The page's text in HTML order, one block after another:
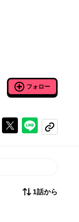
フォロー
Xで投稿する
ラインでシ
コピーする
1話から